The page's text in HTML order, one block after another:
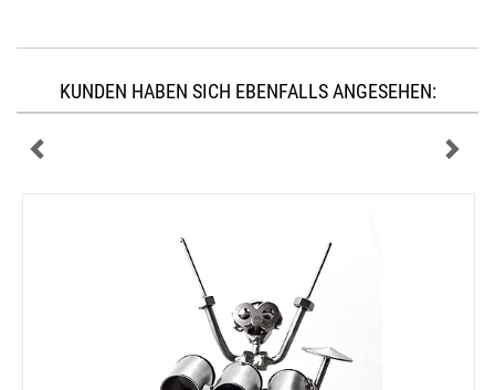
KUNDEN HABEN SICH EBENFALLS ANGESEHEN: